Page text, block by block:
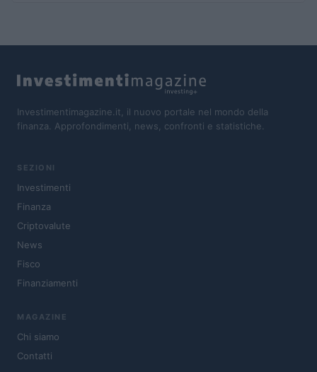
Investimentimagazine.it, il nuovo portale nel mondo della
finanza. Approfondimenti, news, confronti e statistiche.
SEZIONI
Investimenti
Finanza
Criptovalute
News
Fisco
Finanziamenti
MAGAZINE
Chi siamo
Contatti